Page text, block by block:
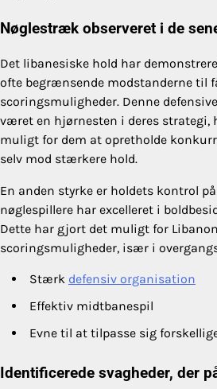
Nøglestræk observeret i de
Det libanesiske hold har
ofte begrænsende modstanderne til
scoringsmuligheder. Denne
været en hjørnesten i deres strategi,
muligt for dem at opretholde
selv mod stærkere hold.
En anden styrke er holdets kontrol
nøglespillere har excelleret i
Dette har gjort det muligt for
scoringsmuligheder, især i
Stærk defensiv organisation
Effektiv midtbanespil
Evne til at tilpasse sig
Identificerede svagheder, der